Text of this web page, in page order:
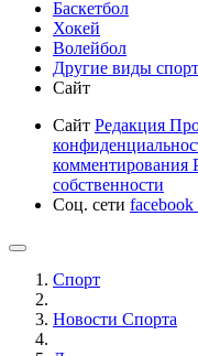
Баскетбол
Хокей
Волейбол
Другие виды
Сайт
Сайт Редакция
комментирования
собственности
Соц. сети facebook
Спорт
Новости Cпорта